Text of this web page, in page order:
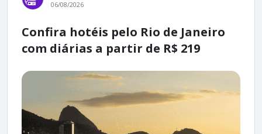
06/08/2026
Confira hotéis pelo Rio de Janeiro
com diárias a partir de R$ 219